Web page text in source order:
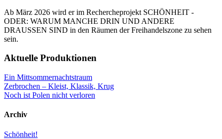
Ab März 2026 wird er im Rechercheprojekt SCHÖNHEIT -
ODER: WARUM MANCHE DRIN UND ANDERE
DRAUSSEN SIND in den Räumen der Freihandelszone zu sehen
sein.
Aktuelle Produktionen
Ein Mittsommer­nachts­traum
Zerbrochen – Kleist, Klassik, Krug
Noch ist Polen nicht verloren
Archiv
Schönheit!